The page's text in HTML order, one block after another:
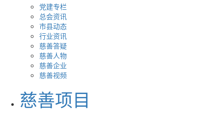
党建专栏
总会资讯
市县动态
行业资讯
慈善答疑
慈善人物
慈善企业
慈善视频
慈善项目